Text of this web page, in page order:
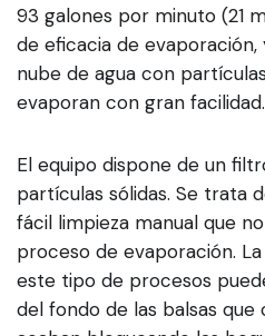
93 galones por minuto (21
de eficacia de evaporación,
nube de agua con
evaporan con gran facilidad.
El equipo dispone de un
partículas sólidas. Se trata
fácil limpieza manual que
proceso de evaporación.
este tipo de procesos
del fondo de las balsas